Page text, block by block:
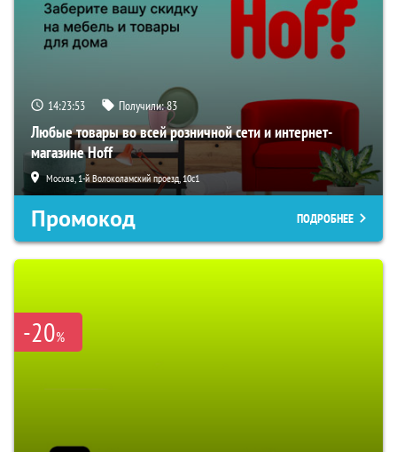
14:23:52 Получили:83
Любые товары во всей розничной сети и интернет-
магазине Hoff
Москва, 1-й Волоколамский проезд, 10с1
Промокод ПОДРОБНЕЕ
-20%